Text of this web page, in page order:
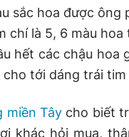
sắc hoa được
chí là 5, 6 màu
hết các chậu hoa
cho tới dáng trái
miền Tây cho biết
khác hỏi mua,